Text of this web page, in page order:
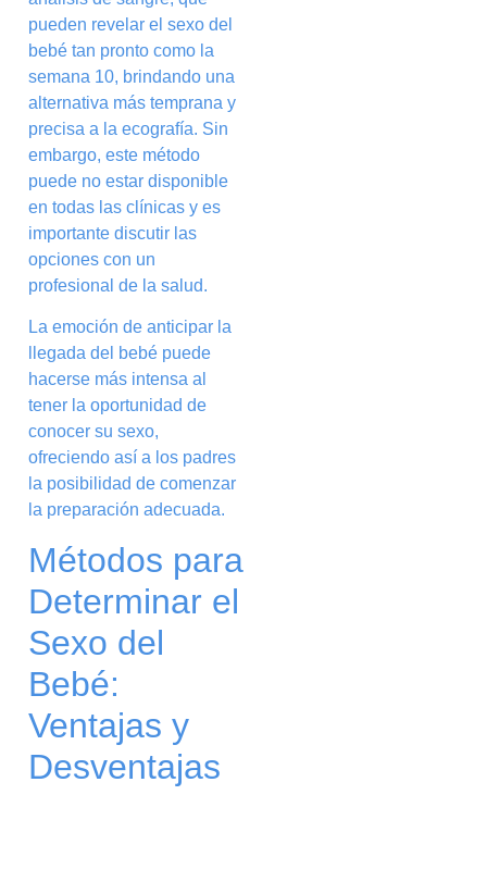
pueden revelar el sexo del
bebé tan pronto como la
semana 10, brindando una
alternativa más temprana y
precisa a la ecografía. Sin
embargo, este método
puede no estar disponible
en todas las clínicas y es
importante discutir las
opciones con un
profesional de la salud.
La emoción de anticipar la
llegada del bebé puede
hacerse más intensa al
tener la oportunidad de
conocer su sexo,
ofreciendo así a los padres
la posibilidad de comenzar
la preparación adecuada.
Métodos para
Determinar el
Sexo del
Bebé:
Ventajas y
Desventajas